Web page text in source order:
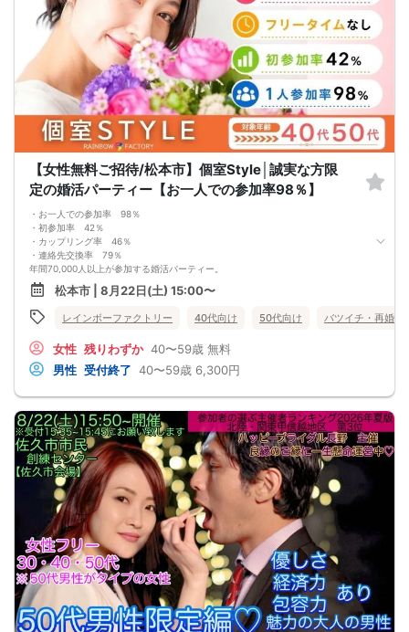
■開催人数目安
男女2対2〜8対8
■最少催行人数
男女2対2
■中止判断タイミング・中止連絡
開催時間の90分前までに、最少催行人数に満たない場合
中止連絡は、申込の携帯電話へショートメールでお送りします。
※弊社からのショートメールの受信許可設定をお願いします。
■飲食
あり（ドリンク）(場合によってはスイーツ)
■注意事項
店舗様のご迷惑になりますので、店舗様へ直接電話等でのご連絡はおやめ下さ
い。
問い合わせは、弊社からお送りした予約完了メールに記載の問い合わせ先まで、
ご連絡をお願いします。
※オミカレでの会員登録にあたっては本人確認が必要となります。
【女性無料ご招待/松本市】個室Style│誠実な方限
定の婚活パーティー【お一人での参加率98％】
・お一人での参加率 98％
・初参加率 42％
・カップリング率 46％
・連絡先交換率 79％
年間70,000人以上が参加する婚活パーティー。
お一人で参加されることを考えたスタイルで、98％の方がお一人で参加されてい
ます。
真剣に婚活されている方だけを対象とした小規模な婚活イベントで、空いた時間
を利用してお気軽に婚活が可能です。
Q：服装は？
A：皆様カジュアルな服装でご参加されています。
Q：参加費の支払い方法は？
A：本人確認のため、身分証をご持参ください。
【重要事項】
・詳細のご案内について
ご予約完了後に「イベントガイド」「お問い合わせ窓口」などの詳細情報をメー
ルでお送りします。必ずレインボーファクトリーのメールアドレスを受信許可設
定してください。（お申し込み後、オミカレから届くメールにレインボーファク
トリーのメールアドレスが記載されています。）
・本人様確認について
受付にて公的な本人確認書類（免許証、保険証など）をご提示いただきますの
で、ご予約時は必ず本名をご入力ください。
・遅刻について
遅刻は他の参加者様のご迷惑となるため、厳禁です。お時間に余裕を持ってお越
しください。
・中止判断タイミング・中止連絡
最少催行人数に満たない場合など、ご予約状況により、開催を中止する場合がご
ざいます。その場合、開催時刻の最大90分前までにご連絡いたします。※ただし、
松本市 | 8月22日(土) 15:00〜
レインボーファクトリー 40代向け 50代向け バツイチ・再婚
女性 残りわずか 40〜59歳 無料
男性 受付終了 40〜59歳 6,300円